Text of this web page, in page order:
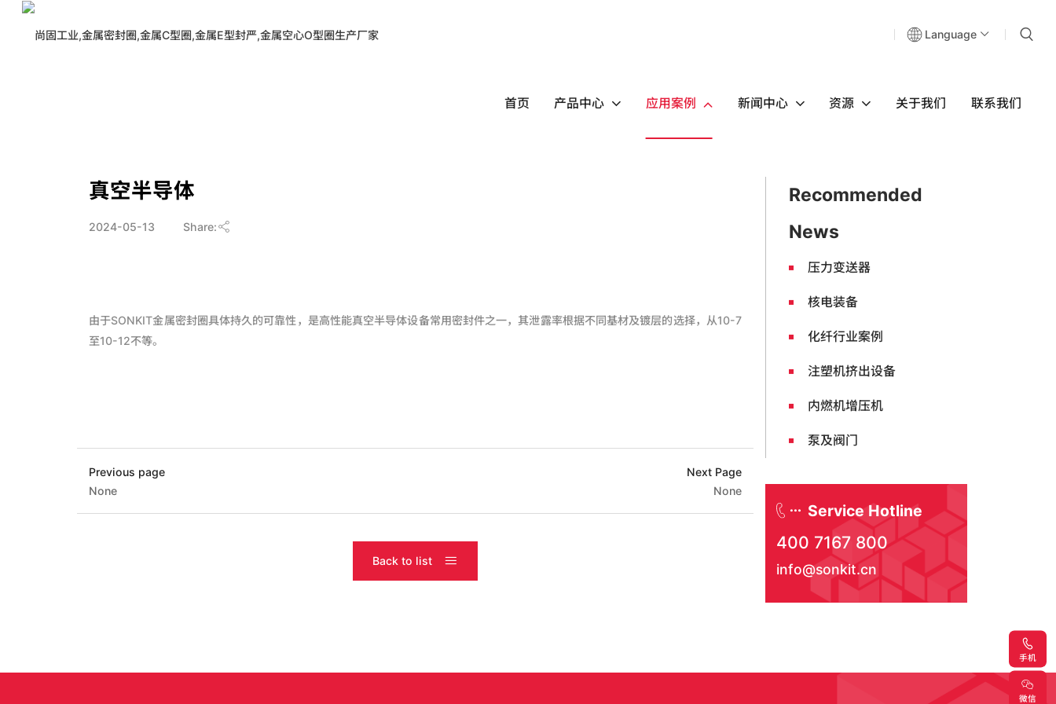
Language
首页 产品中心 应用案例 新闻中心 资源 关于我们 联系我们
真空半导体
2024-05-13 Share:
由于SONKIT金属密封圈具体持久的可靠性，是高性能真空半导体设备常用密封件之一，其泄露率根据不同基材及镀层的选择，从10-7
至10-12不等。
Previous page
None
Next Page
None
Back to list
Recommended
News
压力变送器
核电装备
化纤行业案例
注塑机挤出设备
内燃机增压机
泵及阀门
Service Hotline
400 7167 800
info@sonkit.cn
手机
微信